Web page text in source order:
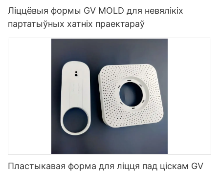
Ліццёвыя формы GV MOLD для невялікіх
партатыўных хатніх праектараў
Пластыкавая форма для ліцця пад ціскам GV